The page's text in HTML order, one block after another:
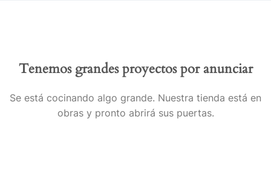
Tenemos grandes proyectos por anunciar
Se está cocinando algo grande. Nuestra tienda está en
obras y pronto abrirá sus puertas.